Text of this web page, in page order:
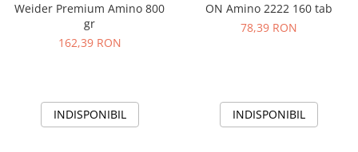
Weider Premium Amino 800
gr
162,39 RON
INDISPONIBIL
ON Amino 2222 160 tab
78,39 RON
INDISPONIBIL